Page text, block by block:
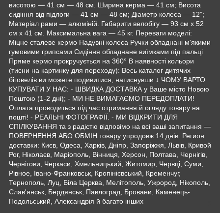
висотою — 41 см — 48 см. Ширина керма — 41 см; Висота
сидіння від підлоги — 41 см — 48 см; Діаметр колеса — 12”;
Матеріал рами — алюміній. Габарити велобігу — 93 см х 52
см х 41 см. Максимальна вага — 45 кг. Переваги моделі:
Міцне сталеве кермо Надувні колеса Ручки обладнані м'якими
гумовими грипсами Сидіння обладнане виїмками під пальці
Пряме кермо прокручується на 360° В наявності кольори
(тисни на картинку для переходу): Весь каталог дитячих
біговелів ви можете подивитися, натиснувши ↓ ЧОМУ ВАРТО
КУПУВАТИ У НАС: - ШВИДКА ДОСТАВКА у Ваше місто Новою
Поштою (1-2 дні); - МИ НЕ ВИМАГАЄМО ПЕРЕДОПЛАТИ!
Оплата проводиться під час отримання й огляду товару на
пошті! - РЕАЛЬНІ ФОТОГРАФІЇ. - МИ ВІДКРИТИ ДЛЯ
СПІЛКУВАННЯ та з радістю відповімо на всі ваші запитання —
ПОВЕРНЕННЯ АБО ОБМІН товару упродовж 14 днів. Регион
доставки: Києв, Одеса, Харків, Дніпр, Запоріжжя, Львів, Кривой
Рог, Ніколаєв, Маріополь, Вінниця, Херсон, Полтава, Чернігів,
Чернігови, Черкаси, Хмельницький, Житомир, Червці, Суми,
Рівное, Івано-Франковськ, Кропінієвський, Кременчуг,
Тернополь, Луц, Біла Церква, Мелітополь, Ужрород, Нікополь,
Слав'янськ, Бердянськ, Павлоград, Бровани, Каменець-
Подольський, Александрія й багато інших